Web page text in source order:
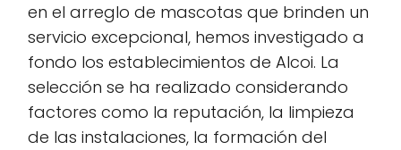
en el arreglo de mascotas que brinden un
servicio excepcional, hemos investigado a
fondo los establecimientos de Alcoi. La
selección se ha realizado considerando
factores como la reputación, la limpieza
de las instalaciones, la formación del